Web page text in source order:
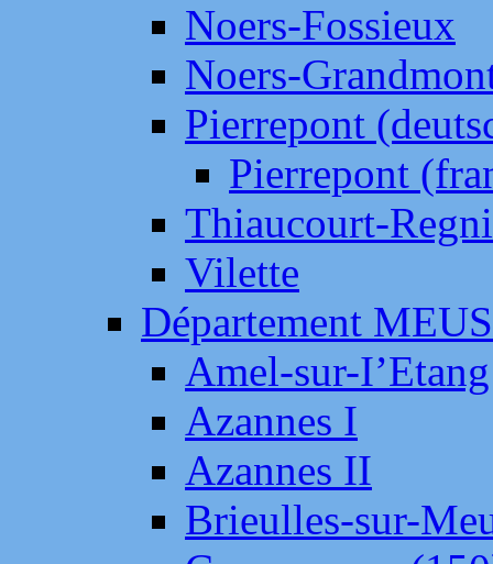
Noers-Fossieux
Noers-
Pierrepont
Pierrepont
Thiaucourt-
Vilette
Département
Amel-sur-
Azannes I
Azannes II
Brieulles-sur-